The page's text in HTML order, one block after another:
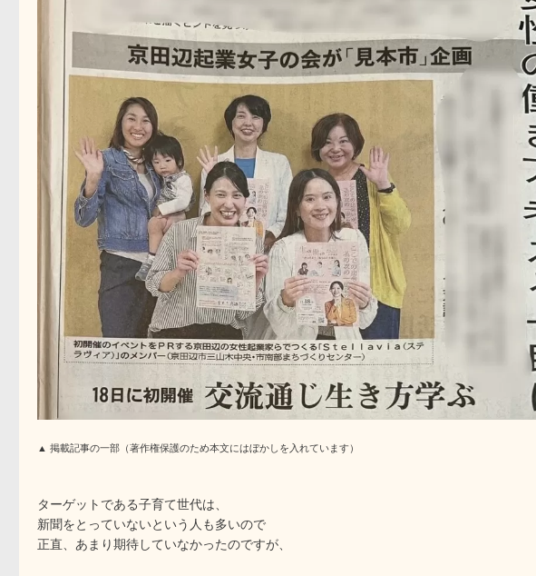
▲ 掲載記事の一部（著作権保護のため本文にはぼかしを入れています）
ターゲットである子育て世代は、
新聞をとっていないという人も多いので
正直、あまり期待していなかったのですが、